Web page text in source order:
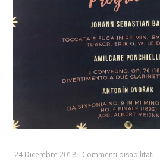
24 Dicembre 2018- Commenti disabilitati